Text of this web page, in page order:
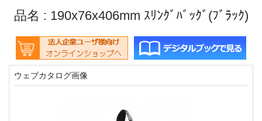
品名 : 190x76x406mm ｽﾘﾝｸﾞﾊﾞｯｸﾞ(ﾌﾞﾗｯｸ)
ウェブカタログ画像